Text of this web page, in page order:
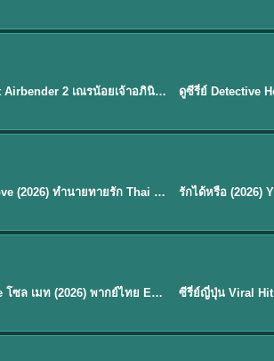
EP.7Avatar The Last Airbender 2 เณรน้อยเจ้าอภินิหาร พากย์ไทย
ดูซีรีย์ Magic Move (2026) ทำนายทายรัก Thai EP.1-10 HD
EP.8ดูซีรี่ย์ Soul Mate โซล เมท (2026) พากย์ไทย EP.1-8 (จบ) ★7.9